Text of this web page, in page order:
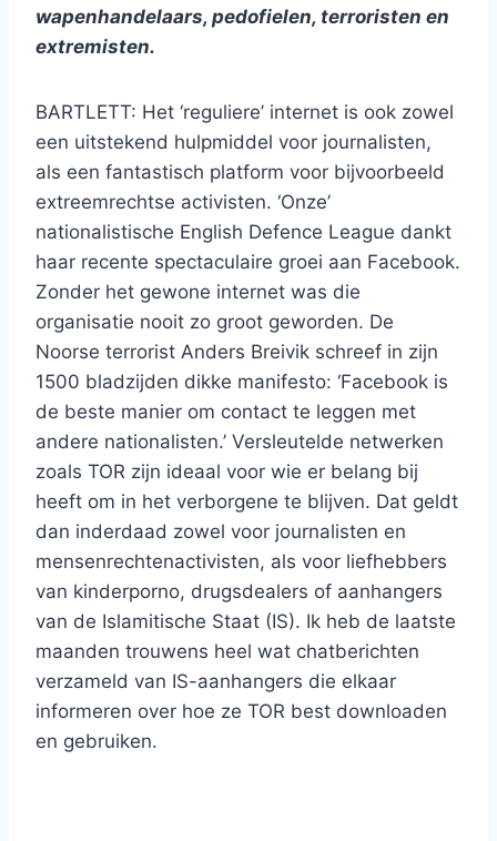
wapenhandelaars, pedofielen, terroristen en
extremisten.
BARTLETT: Het ‘reguliere’ internet is ook zowel
een uitstekend hulpmiddel voor journalisten,
als een fantastisch platform voor bijvoorbeeld
extreemrechtse activisten. ‘Onze’
nationalistische English Defence League dankt
haar recente spectaculaire groei aan Facebook.
Zonder het gewone internet was die
organisatie nooit zo groot geworden. De
Noorse terrorist Anders Breivik schreef in zijn
1500 bladzijden dikke manifesto: ‘Facebook is
de beste manier om contact te leggen met
andere nationalisten.’ Versleutelde netwerken
zoals TOR zijn ideaal voor wie er belang bij
heeft om in het verborgene te blijven. Dat geldt
dan inderdaad zowel voor journalisten en
mensenrechtenactivisten, als voor liefhebbers
van kinderporno, drugsdealers of aanhangers
van de Islamitische Staat (IS). Ik heb de laatste
maanden trouwens heel wat chatberichten
verzameld van IS-aanhangers die elkaar
informeren over hoe ze TOR best downloaden
en gebruiken.